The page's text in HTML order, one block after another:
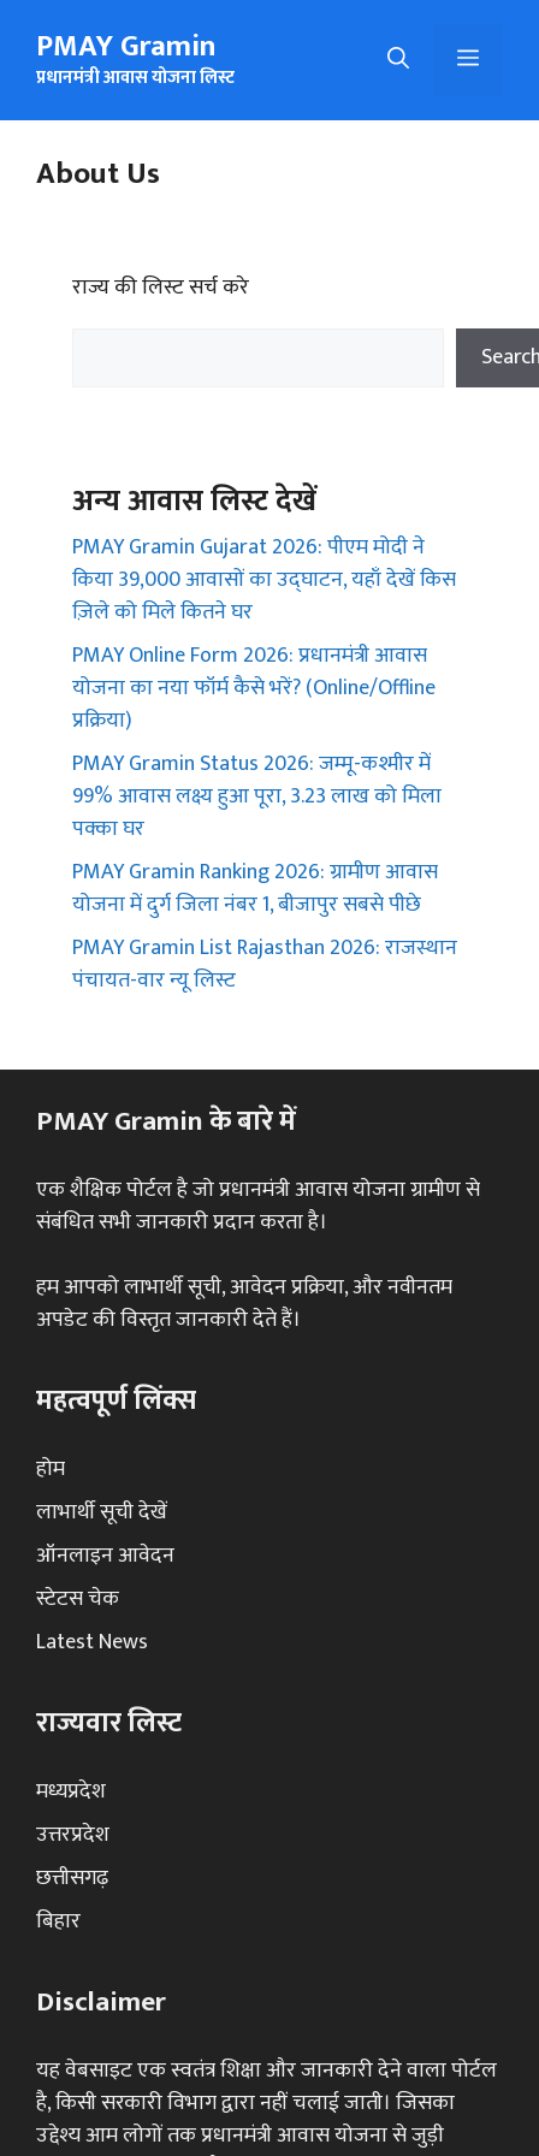
content
PMAY Gramin
प्रधानमंत्री आवास योजना लिस्ट
Menu
About Us
राज्य की लिस्ट सर्च करे
अन्य आवास लिस्ट देखें
PMAY Gramin Gujarat 2026: पीएम मोदी ने
किया 39,000 आवासों का उद्घाटन, यहाँ देखें किस
ज़िले को मिले कितने घर
PMAY Online Form 2026: प्रधानमंत्री आवास
योजना का नया फॉर्म कैसे भरें? (Online/Offline
प्रक्रिया)
PMAY Gramin Status 2026: जम्मू-कश्मीर में
99% आवास लक्ष्य हुआ पूरा, 3.23 लाख को मिला
पक्का घर
PMAY Gramin Ranking 2026: ग्रामीण आवास
योजना में दुर्ग जिला नंबर 1, बीजापुर सबसे पीछे
PMAY Gramin List Rajasthan 2026: राजस्थान
पंचायत-वार न्यू लिस्ट
PMAY Gramin के बारे में
एक शैक्षिक पोर्टल है जो प्रधानमंत्री आवास योजना ग्रामीण से
संबंधित सभी जानकारी प्रदान करता है।
हम आपको लाभार्थी सूची, आवेदन प्रक्रिया, और नवीनतम
अपडेट की विस्तृत जानकारी देते हैं।
महत्वपूर्ण लिंक्स
होम
लाभार्थी सूची देखें
ऑनलाइन आवेदन
स्टेटस चेक
Latest News
राज्यवार लिस्ट
मध्यप्रदेश
उत्तरप्रदेश
छत्तीसगढ़
बिहार
Disclaimer
यह वेबसाइट एक स्वतंत्र शिक्षा और जानकारी देने वाला पोर्टल
है, किसी सरकारी विभाग द्वारा नहीं चलाई जाती। जिसका
उद्देश्य आम लोगों तक प्रधानमंत्री आवास योजना से जुड़ी